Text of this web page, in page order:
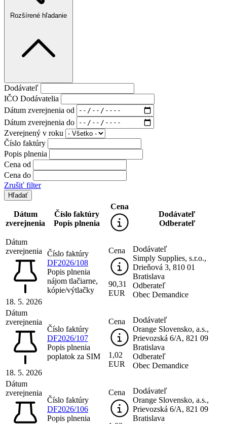
Rozšírené hľadanie
Dodávateľ
IČO Dodávatelia
Dátum zverejnenia od
Dátum zverejnenia do
Zverejnený v roku
Číslo faktúry
Popis plnenia
Cena od
Cena do
Zrušiť filter
Dátum
zverejnenia
Číslo faktúry
Popis plnenia
Cena
Dodávateľ
Odberateľ
Dátum
zverejnenia
18. 5. 2026
Číslo faktúry
DF2026/108
Popis plnenia
nájom tlačiarne,
kópie/výtlačky
Cena
90,31
EUR
Dodávateľ
Simply Supplies, s.r.o.,
Drieňová 3, 810 01
Bratislava
Odberateľ
Obec Demandice
Dátum
zverejnenia
18. 5. 2026
Číslo faktúry
DF2026/107
Popis plnenia
poplatok za SIM
Cena
1,02
EUR
Dodávateľ
Orange Slovensko, a.s.,
Prievozská 6/A, 821 09
Bratislava
Odberateľ
Obec Demandice
Dátum
zverejnenia
Číslo faktúry
DF2026/106
Popis plnenia
Cena
Dodávateľ
Orange Slovensko, a.s.,
Prievozská 6/A, 821 09
Bratislava